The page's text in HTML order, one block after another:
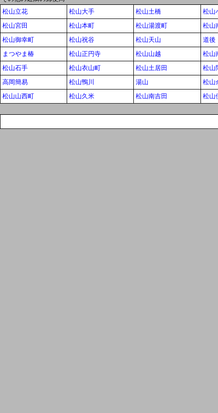
松山立花
松山大手 松山土橋
松山
松山宮田
松山本町 松山湯渡町
松山
松山御幸町
松山祝谷 松山天山
道後
まつやま椿
松山正円寺 松山山越
松山
松山石手
松山衣山町 松山土居田
松山
高岡簡易
松山鴨川 湯山
松山
松山山西町
松山久米 松山南吉田 松山